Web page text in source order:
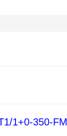
1+0-350-FM